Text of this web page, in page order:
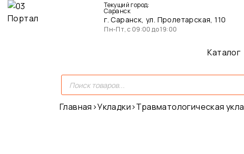
Текущий город:
Саранск
г. Саранск, ул. Пролетарская, 110
Пн-Пт, с 09:00 до 19:00
Каталог
Главная ›Укладки›Травматологическая